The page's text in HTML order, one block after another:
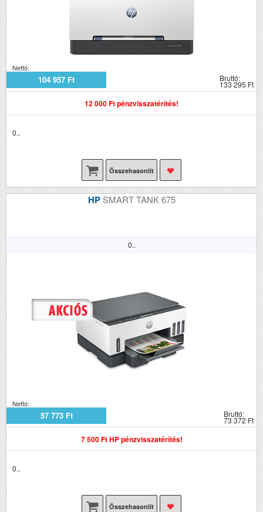
Nettó:
104 957 Ft Bruttó:
133 295 Ft
12 000 Ft pénzvisszatérítés!
0..
Összehasonlít
HP SMART TANK 675
0..
Nettó:
57 773 Ft Bruttó:
73 372 Ft
7 500 Ft HP pénzvisszatérítés!
0..
Összehasonlít